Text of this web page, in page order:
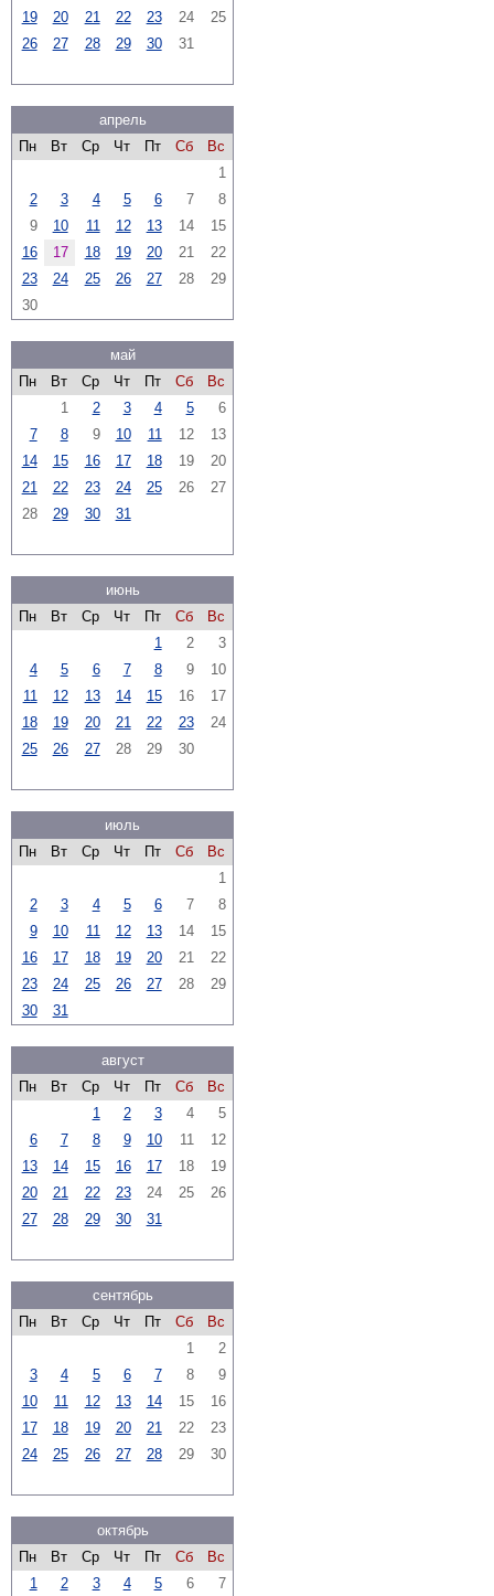
19
20 21 22 23 24
25
26
27 28 29 30 31
апрель
Пн
Вт Ср Чт Пт Сб
Вс
1
2
3 4 5 6 7
8
9
10 11 12 13 14
15
16
17 18 19 20 21
22
23
24 25 26 27 28
29
30
май
Пн
Вт Ср Чт Пт Сб
Вс
1
2 3 4 5
6
7
8 9 10 11 12
13
14
15 16 17 18 19
20
21
22 23 24 25 26
27
28
29 30 31
июнь
Пн
Вт Ср Чт Пт Сб
Вс
1
2
3
4
5 6 7 8 9
10
11
12 13 14 15 16
17
18
19 20 21 22 23
24
25
26 27 28 29 30
июль
Пн
Вт Ср Чт Пт Сб
Вс
1
2
3 4 5 6 7
8
9
10 11 12 13 14
15
16
17 18 19 20 21
22
23
24 25 26 27 28
29
30
31
август
Пн
Вт Ср Чт Пт Сб
Вс
1
2 3 4
5
6
7 8 9 10 11
12
13
14 15 16 17 18
19
20
21 22 23 24 25
26
27
28 29 30 31
сентябрь
Пн
Вт Ср Чт Пт Сб
Вс
1
2
3
4 5 6 7 8
9
10
11 12 13 14 15
16
17
18 19 20 21 22
23
24
25 26 27 28 29 30
октябрь
Пн
Вт Ср Чт Пт Сб
Вс
1
2 3 4 5 6 7